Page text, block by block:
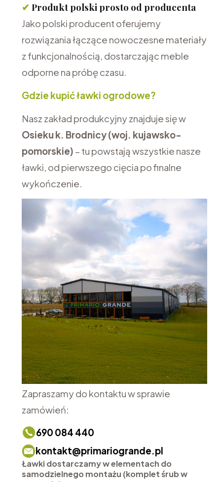
✔ Produkt polski prosto od producenta
Jako polski producent oferujemy
rozwiązania łączące nowoczesne materiały
z funkcjonalnością, dostarczając meble
odporne na próbę czasu.
Gdzie kupić ławki ogrodowe?
Nasz zakład produkcyjny znajduje się w
Osieku k. Brodnicy (woj. kujawsko-
pomorskie) – tu powstają wszystkie nasze
ławki, od pierwszego cięcia po finalne
wykończenie.
Zapraszamy do kontaktu w sprawie
zamówień:
690 084 440
kontakt@primariogrande.pl
Ławki dostarczamy w elementach do
samodzielnego montażu (komplet śrub w